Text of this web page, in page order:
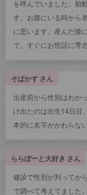
を呼んでいました。胎
す。お腹にいる時から
に思います。産んだ後
で、すぐにお世話に専
そばかす さん
出産前から性別はわか
け出たのは出生14日目
本的に名字がかわらな
ららぽーと大好き さん
健診で性別が判ってか
で調べて考えてました